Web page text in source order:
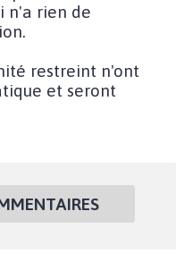
n'a rien de
restreint n'ont
et seront